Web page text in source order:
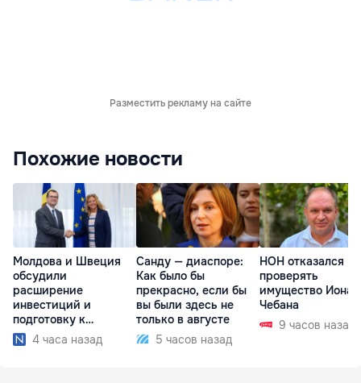
Разместить рекламу на сайте
Похожие новости
Молдова и Швеция
обсудили
расширение
инвестиций и
подготовку к
отопительному
сезону
4 часа назад
Санду — диаспоре:
Как было бы
прекрасно, если бы
вы были здесь не
только в августе
5 часов назад
НОН отказался
проверять
имущество Иона
Чебана
9 часов назад